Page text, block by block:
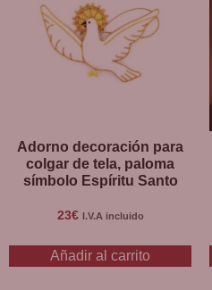
Adorno decoración para
colgar de tela, paloma
símbolo Espíritu Santo
23€ I.V.A incluido
Añadir al carrito